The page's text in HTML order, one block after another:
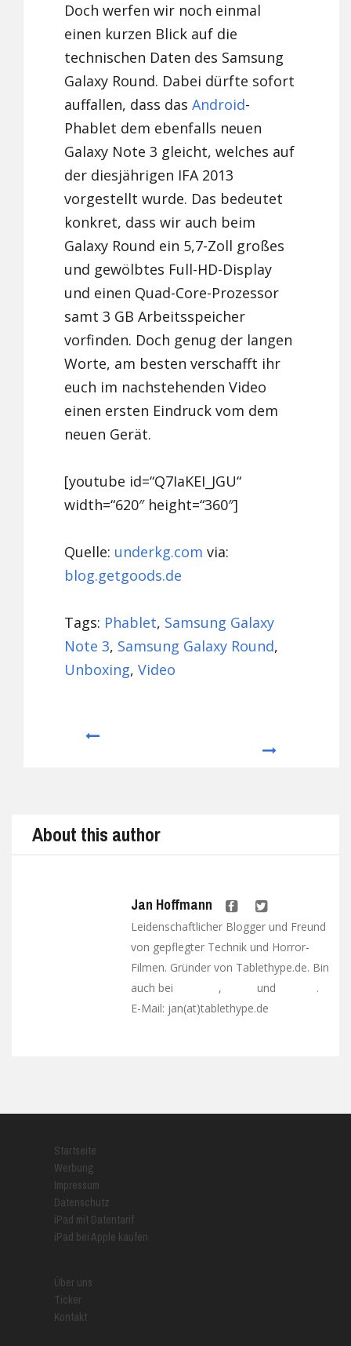
Doch werfen wir noch einmal
einen kurzen Blick auf die
technischen Daten des Samsung
Galaxy Round. Dabei dürfte sofort
auffallen, dass dasAndroid-
Phablet dem ebenfalls neuen
Galaxy Note 3 gleicht, welches auf
der diesjährigen IFA 2013
vorgestellt wurde. Das bedeutet
konkret, dass wir auch beim
Galaxy Round ein 5,7-Zoll großes
und gewölbtes Full-HD-Display
und einen Quad-Core-Prozessor
samt 3 GB Arbeitsspeicher
vorfinden. Doch genug der langen
Worte, am besten verschafft ihr
euch im nachstehenden Video
einen ersten Eindruck vom dem
neuen Gerät.
[youtube id=“Q7IaKEI_JGU“
width=“620″ height=“360″]
Quelle: underkg.com via:
blog.getgoods.de
Tags: Phablet, Samsung Galaxy
Note 3, Samsung Galaxy Round,
Unboxing,Video
About this author
Jan Hoffmann
Leidenschaftlicher Blogger und Freund
von gepflegter Technik und Horror-
Filmen. Gründer von Tablethype.de. Bin
auch bei
, und
.
E-Mail: jan(at)tablethype.de
Startseite
Werbung
Impressum
Datenschutz
iPad mit Datentarif
iPad bei Apple kaufen
Über uns
Ticker
Kontakt